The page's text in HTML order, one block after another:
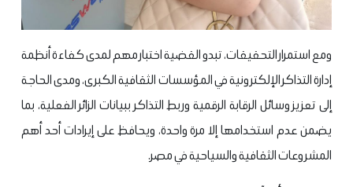
ومع استمرار التحقيقات، تبدو القضية اختبار مهم لمدى كفاءة أنظمة
إدارة التذاكر الإلكترونية في المؤسسات الثقافية الكبرى، ومدى الحاجة
إلى تعزيز وسائل الرقابة الرقمية وربط التذاكر ببيانات الزائر الفعلية، بما
يضمن عدم استخدامها إلا مرة واحدة، ويحافظ على إيرادات أحد أهم
المشروعات الثقافية والسياحية في مصر.